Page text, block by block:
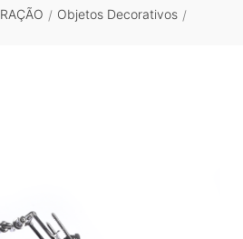
/ Objetos Decorativos /